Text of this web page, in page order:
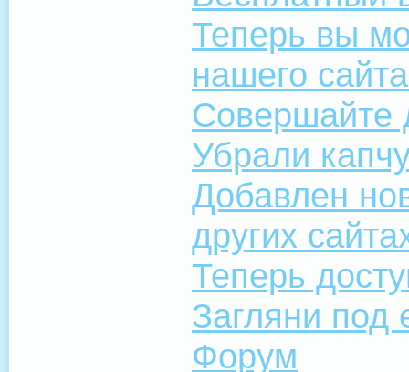
Теперь вы
нашего
Совершайте
Убрали
Добавлен
других
Теперь
Загляни под
Форум